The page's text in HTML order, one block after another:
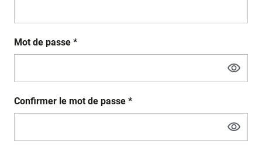
Mot de passe *
Confirmer le mot de passe *